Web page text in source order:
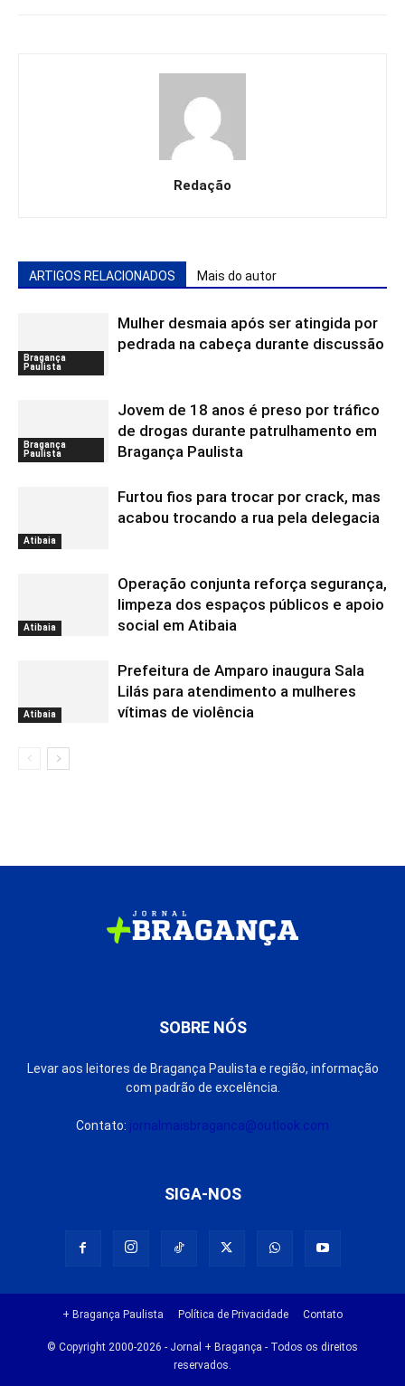
Redação
ARTIGOS RELACIONADOS Mais do autor
Bragança
Paulista
Mulher desmaia após ser atingida por
pedrada na cabeça durante discussão
Bragança
Paulista
Jovem de 18 anos é preso por tráfico
de drogas durante patrulhamento em
Bragança Paulista
Atibaia
Furtou fios para trocar por crack, mas
acabou trocando a rua pela delegacia
Atibaia
Operação conjunta reforça segurança,
limpeza dos espaços públicos e apoio
social em Atibaia
Atibaia
Prefeitura de Amparo inaugura Sala
Lilás para atendimento a mulheres
vítimas de violência
SOBRE NÓS
Levar aos leitores de Bragança Paulista e região, informação
com padrão de excelência.
Contato: jornalmaisbraganca@outlook.com
SIGA-NOS
+ Bragança Paulista Política de Privacidade Contato
© Copyright 2000-2026 - Jornal + Bragança - Todos os direitos
reservados.